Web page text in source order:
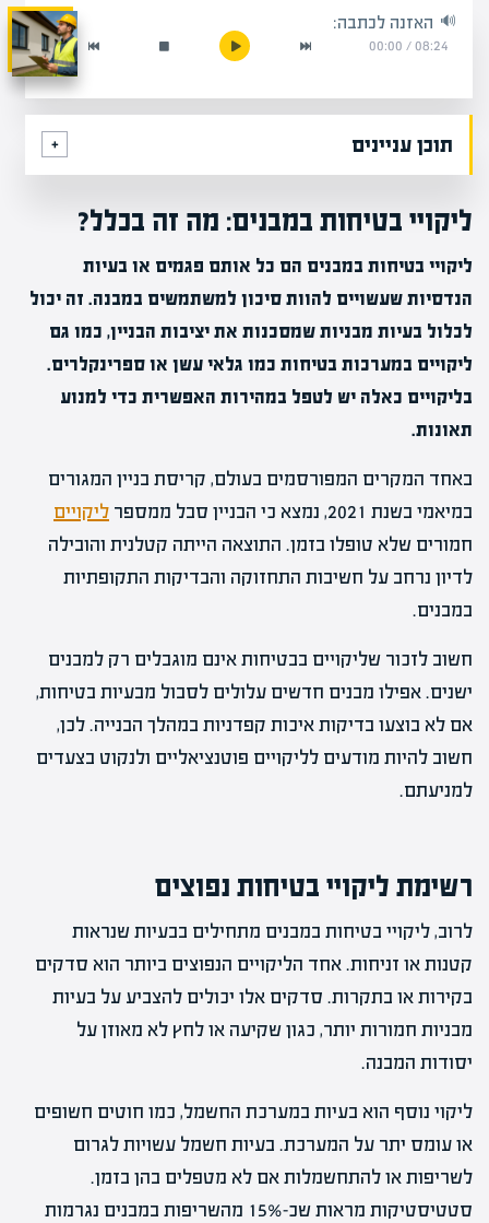
האזנה לכתבה:
08:24
/
00:00
תוכן עניינים
ליקויי בטיחות במבנים: מה זה בכלל?
ליקויי בטיחות במבנים הם כל אותם פגמים או בעיות
הנדסיות שעשויים להוות סיכון למשתמשים במבנה. זה יכול
לכלול בעיות מבניות שמסכנות את יציבות הבניין, כמו גם
ליקויים במערכות בטיחות כמו גלאי עשן או ספרינקלרים.
בליקויים כאלה יש לטפל במהירות האפשרית כדי למנוע
תאונות.
באחד המקרים המפורסמים בעולם, קריסת בניין המגורים
במיאמי בשנת 2021, נמצא כי הבניין סבל ממספר
ליקויים
חמורים שלא טופלו בזמן. התוצאה הייתה קטלנית והובילה
לדיון נרחב על חשיבות התחזוקה והבדיקות התקופתיות
במבנים.
חשוב לזכור שליקויים בבטיחות אינם מוגבלים רק למבנים
ישנים. אפילו מבנים חדשים עלולים לסבול מבעיות בטיחות,
אם לא בוצעו בדיקות איכות קפדניות במהלך הבנייה. לכן,
חשוב להיות מודעים לליקויים פוטנציאליים ולנקוט בצעדים
למניעתם.
רשימת ליקויי בטיחות נפוצים
לרוב, ליקויי בטיחות במבנים מתחילים בבעיות שנראות
קטנות או זניחות. אחד הליקויים הנפוצים ביותר הוא סדקים
בקירות או בתקרות. סדקים אלו יכולים להצביע על בעיות
מבניות חמורות יותר, כגון שקיעה או לחץ לא מאוזן על
יסודות המבנה.
ליקוי נוסף הוא בעיות במערכת החשמל, כמו חוטים חשופים
או עומס יתר על המערכת. בעיות חשמל עשויות לגרום
לשריפות או להתחשמלות אם לא מטפלים בהן בזמן.
סטטיסטיקות מראות שכ-15% מהשריפות במבנים נגרמות